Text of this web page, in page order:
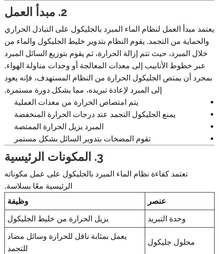
2. مبدأ العمل
يعتمد مبدأ العمل لنظام الماء المبرد بالجليكول على التبادل الحراري
والحماية من التجمد. يقوم النظام بتدوير خليط الجليكول والماء من
خلال المبرد، حيث تتم إزالة الحرارة، ثم يقوم بتوزيع السائل المبرد
عبر خطوط الأنابيب إلى معدات المعالجة أو وحدات مناولة الهواء.
بمجرد أن يمتص الجليكول الحرارة من النظام المستهدف، فإنه يعود
إلى المبرد لإعادة تبريده، مما يشكل دورة مستمرة.
يتم امتصاص الحرارة من معدات العملية
يمنع الجليكول التجمد عند درجات الحرارة المنخفضة
المبرد يزيل الحرارة الممتصة
تقوم المضخات بتدوير السائل بشكل مستمر
3. المكونات الرئيسية
تعتمد كفاءة نظام الماء المبرد بالجليكول على عمل مكوناته
الرئيسية معًا بسلاسة.
عنصر
وظيفة
وحدة التبريد
يزيل الحرارة من خليط الجليكول
محلول جليكول
يعمل بمثابة ناقل للحرارة وسائل مضاد
للتجمد